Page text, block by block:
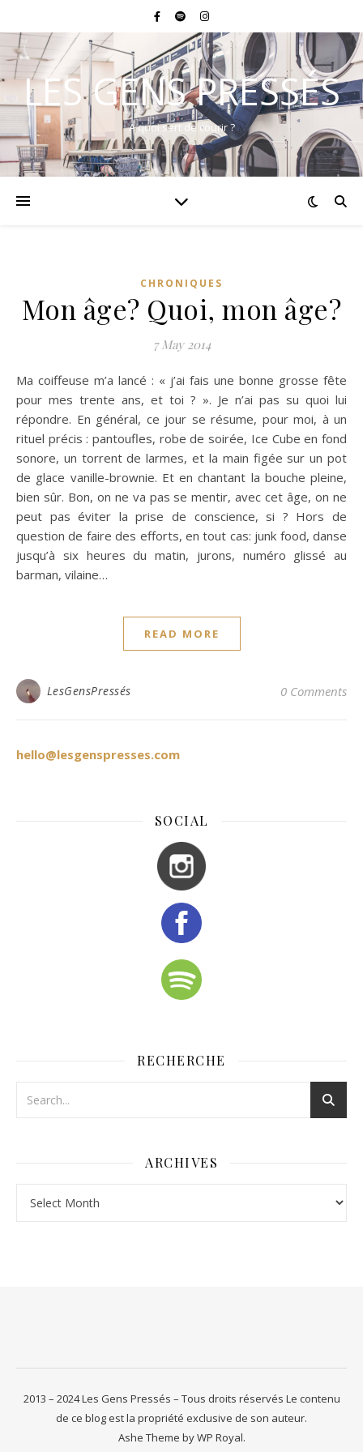
LES GENS PRESSÉS
A quoi sert de courir ?
CHRONIQUES
Mon âge? Quoi, mon âge?
7 May 2014
Ma coiffeuse m’a lancé : « j’ai fais une bonne grosse fête
pour mes trente ans, et toi ? ». Je n’ai pas su quoi lui
répondre. En général, ce jour se résume, pour moi, à un
rituel précis : pantoufles, robe de soirée, Ice Cube en fond
sonore, un torrent de larmes, et la main figée sur un pot
de glace vanille-brownie. Et en chantant la bouche pleine,
bien sûr. Bon, on ne va pas se mentir, avec cet âge, on ne
peut pas éviter la prise de conscience, si ? Hors de
question de faire des efforts, en tout cas: junk food, danse
jusqu’à six heures du matin, jurons, numéro glissé au
barman, vilaine…
READ MORE
LesGensPressés 0 Comments
hello@lesgenspresses.com
SOCIAL
RECHERCHE
ARCHIVES
2013 – 2024 Les Gens Pressés – Tous droits réservés Le contenu
de ce blog est la propriété exclusive de son auteur.
Ashe Theme byWP Royal.